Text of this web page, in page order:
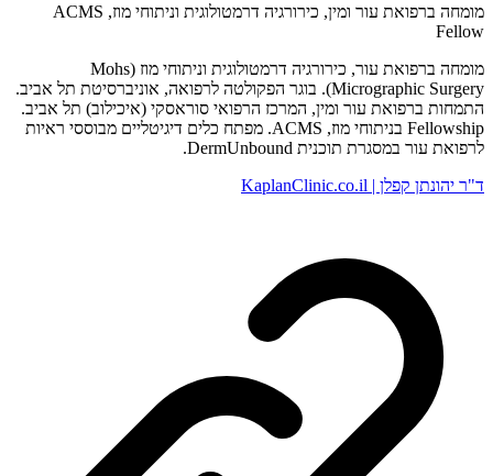
מומחה ברפואת עור ומין, כירורגיה דרמטולוגית וניתוחי מוז, ACMS
Fellow
מומחה ברפואת עור, כירורגיה דרמטולוגית וניתוחי מוז (Mohs
Micrographic Surgery). בוגר הפקולטה לרפואה, אוניברסיטת תל אביב.
התמחות ברפואת עור ומין, המרכז הרפואי סוראסקי (איכילוב) תל אביב.
Fellowship בניתוחי מוז, ACMS. מפתח כלים דיגיטליים מבוססי ראיות
לרפואת עור במסגרת תוכנית DermUnbound.
ד"ר יהונתן קפלן | KaplanClinic.co.il